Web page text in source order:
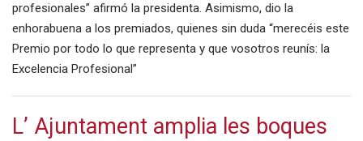
profesionales” afirmó la presidenta. Asimismo, dio la
enhorabuena a los premiados, quienes sin duda “merecéis este
Premio por todo lo que representa y que vosotros reunís: la
Excelencia Profesional”
L’ Ajuntament amplia les boques